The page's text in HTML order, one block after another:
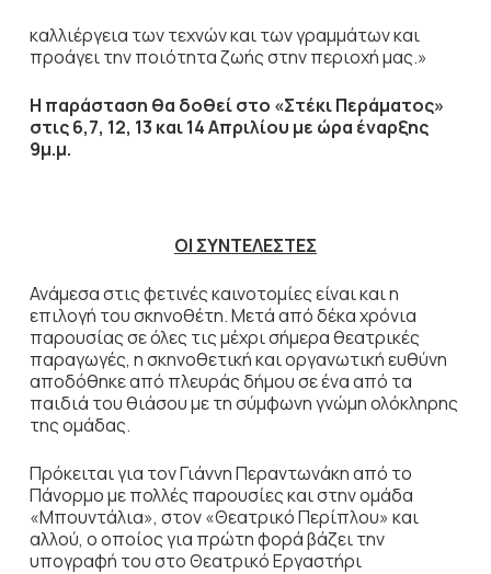
καλλιέργεια των τεχνών και των γραμμάτων και
προάγει την ποιότητα ζωής στην περιοχή μας.»
Η παράσταση θα δοθεί στο «Στέκι Περάματος»
στις 6,7, 12, 13 και 14 Απριλίου με ώρα έναρξης
9μ.μ.
ΟΙ ΣΥΝΤΕΛΕΣΤΕΣ
Ανάμεσα στις φετινές καινοτομίες είναι και η
επιλογή του σκηνοθέτη. Μετά από δέκα χρόνια
παρουσίας σε όλες τις μέχρι σήμερα θεατρικές
παραγωγές, η σκηνοθετική και οργανωτική ευθύνη
αποδόθηκε από πλευράς δήμου σε ένα από τα
παιδιά του θιάσου με τη σύμφωνη γνώμη ολόκληρης
της ομάδας.
Πρόκειται για τον Γιάννη Περαντωνάκη από το
Πάνορμο με πολλές παρουσίες και στην ομάδα
«Μπουντάλια», στον «Θεατρικό Περίπλου» και
αλλού, ο οποίος για πρώτη φορά βάζει την
υπογραφή του στο Θεατρικό Εργαστήρι